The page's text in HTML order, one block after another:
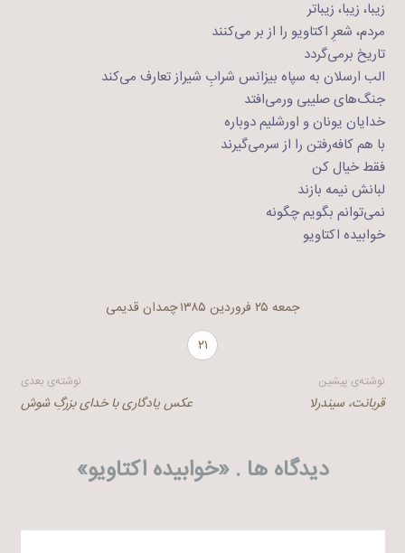
زیبا، زیبا، زیباتر
مردم، شعرِ اکتاویو را از بر می‌کنند
تاریخ برمی‌گردد
الب ارسلان به سپاه بیزانس شرابِ شیراز تعارف می‌کند
جنگ‌های صلیبی ورمی‌افتد
خدایان یونان و اورشلیم دوباره
با هم کافه‌رفتن را از سرمی‌گیرند
فقط خیال کن
لبانش نیمه بازند
نمی‌توانم بگویم چگونه
خوابیده اکتاویو
جمعه ۲۵ فروردین ۱۳۸۵
چمدان قدیمی
۲۱
راهبری
نوشته
نوشته‌ی پیشین
قربانت، سیندرلا
نوشته‌ی بعدی
عکس یادگاری با خدای بزرگِ شوش
دیدگاه ها . «خوابیده اکتاویو»